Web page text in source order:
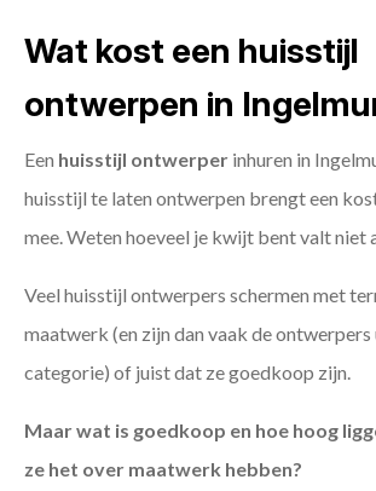
Wat kost een huisstijl
ontwerpen in
Een huisstijl ontwerper inhuren in
huisstijl te laten ontwerpen brengt een
mee. Weten hoeveel je kwijt bent valt niet
Veel huisstijl ontwerpers schermen met
maatwerk (en zijn dan vaak de
categorie) of juist dat ze goedkoop zijn.
Maar wat is goedkoop en hoe hoog
ze het over maatwerk hebben?